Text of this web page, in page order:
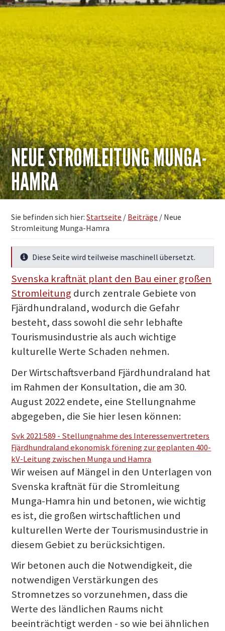
NEUE STROMLEITUNG MUNGA-
HAMRA
Sie befinden sich hier:Startseite / Beiträge / Neue
Stromleitung Munga-Hamra
Mehr Infos
Diese Seite wird teilweise maschinell übersetzt.
Svenska kraftnät plant den Bau einer großen
Stromleitung durch zentrale Gebiete von
Fjärdhundraland, wodurch die Gefahr
besteht, dass sowohl die sehr lebhafte
Tourismusindustrie als auch wichtige
kulturelle Werte Schaden nehmen.
Der Wirtschaftsverband Fjärdhundraland hat
im Rahmen der Konsultation, die am 30.
August 2022 endete, eine Stellungnahme
abgegeben, die Sie hier lesen können:
Svk 2021:589 - Stellungnahme des Interessenvertreters
Fjärdhundraland ekonomisk förening zur geplanten 400-
kV-Leitung zwischen Munga und Hamra
Wir weisen auf Mängel in den Unterlagen von
Svenska kraftnät für die Stromleitung
Munga-Hamra hin und betonen, wie wichtig
es ist, die großen wirtschaftlichen und
kulturellen Werte der Tourismusindustrie in
diesem Gebiet zu berücksichtigen.
Wir betonen auch die Notwendigkeit, die
notwendigen Verstärkungen des
Stromnetzes so vorzunehmen, dass die
Werte des ländlichen Raums nicht
beeinträchtigt werden - so wie bei ähnlichen